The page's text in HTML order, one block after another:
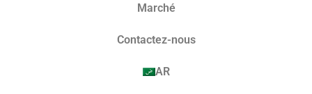
Marché​
Contactez-nous
AR